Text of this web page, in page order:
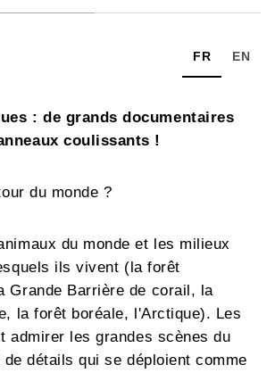
FR EN
: de grands documentaires
coulissants !
du monde ?
du monde et les milieux
ils vivent (la forêt
Grande Barrière de corail, la
la forêt boréale, l'Arctique). Les
admirer les grandes scènes du
détails qui se déploient comme